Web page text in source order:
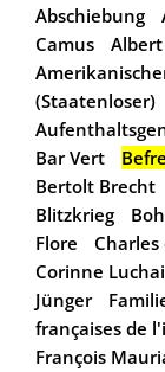
Abschiebung
Camus
Albert
(Staatenloser)
Bar Vert
Bertolt Brecht
Blitzkrieg
Flore
Charles
Corinne
Jünger
françaises de
François